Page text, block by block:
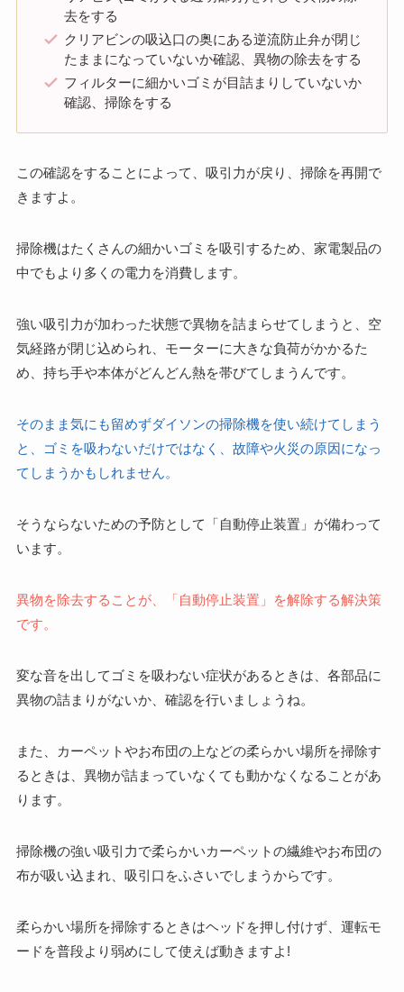
去をする
クリアビンの吸込口の奥にある逆流防止弁が閉じ
たままになっていないか確認、異物の除去をする
フィルターに細かいゴミが目詰まりしていないか
確認、掃除をする
この確認をすることによって、吸引力が戻り、掃除を再開で
きますよ。
掃除機はたくさんの細かいゴミを吸引するため、家電製品の
中でもより多くの電力を消費します。
強い吸引力が加わった状態で異物を詰まらせてしまうと、空
気経路が閉じ込められ、モーターに大きな負荷がかかるた
め、持ち手や本体がどんどん熱を帯びてしまうんです。
そのまま気にも留めずダイソンの掃除機を使い続けてしまう
と、ゴミを吸わないだけではなく、故障や火災の原因になっ
てしまうかもしれません。
そうならないための予防として「自動停止装置」が備わって
います。
異物を除去することが、「自動停止装置」を解除する解決策
です。
変な音を出してゴミを吸わない症状があるときは、各部品に
異物の詰まりがないか、確認を行いましょうね。
また、カーペットやお布団の上などの柔らかい場所を掃除す
るときは、異物が詰まっていなくても動かなくなることがあ
ります。
掃除機の強い吸引力で柔らかいカーペットの繊維やお布団の
布が吸い込まれ、吸引口をふさいでしまうからです。
柔らかい場所を掃除するときはヘッドを押し付けず、運転モ
ードを普段より弱めにして使えば動きますよ!